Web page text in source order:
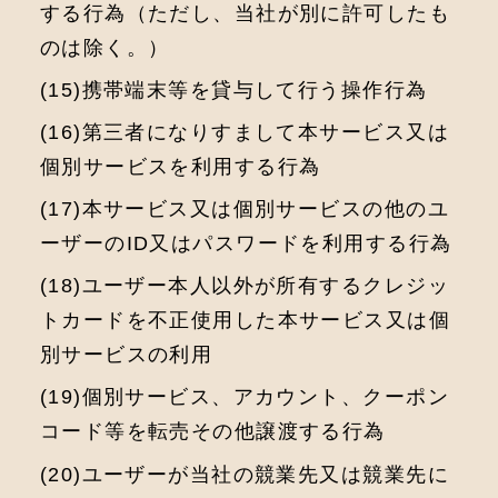
する⾏為（ただし、当社が別に許可したも
のは除く。）
(15)携帯端末等を貸与して⾏う操作⾏為
(16)第三者になりすまして本サービス⼜は
個別サービスを利⽤する⾏為
(17)本サービス⼜は個別サービスの他のユ
ーザーのID⼜はパスワードを利⽤する⾏為
(18)ユーザー本⼈以外が所有するクレジッ
トカードを不正使⽤した本サービス⼜は個
別サービスの利⽤
(19)個別サービス、アカウント、クーポン
コード等を転売その他譲渡する⾏為
(20)ユーザーが当社の競業先⼜は競業先に